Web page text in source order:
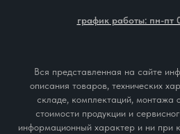
график работы: пн-пт
Вся представленная на сайте
описания товаров, технических
складе, комплектаций, монтажа
стоимости продукции и
информационный характер и ни при